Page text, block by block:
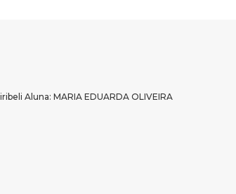
Aluna: MARIA EDUARDA OLIVEIRA